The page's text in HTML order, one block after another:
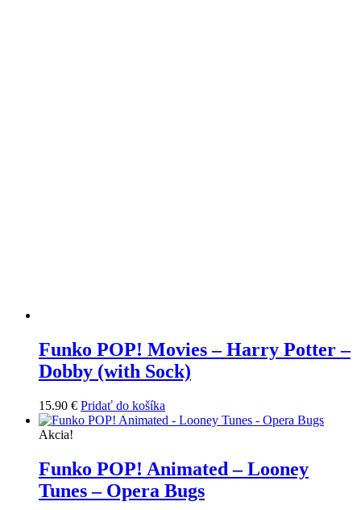
Funko POP! Movies – Harry Potter –
Dobby (with Sock)
15.90 € Pridať do košíka
Akcia!
Funko POP! Animated – Looney
Tunes – Opera Bugs